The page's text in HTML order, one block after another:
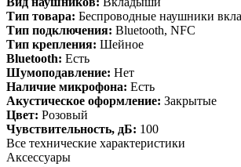
Тип товара: Беспроводные наушники
Тип подключения: Bluetooth, NFC
Тип крепления: Шейное
Bluetooth: Есть
Шумоподавление: Нет
Наличие микрофона: Есть
Акустическое оформление: Закрытые
Цвет: Розовый
Чувствительность, дБ: 100
Все технические характеристики
Аксессуары